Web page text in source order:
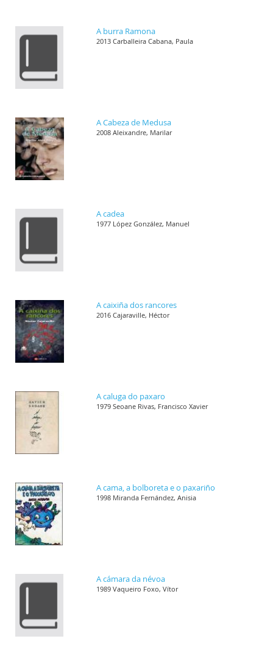
A burra Ramona
2013 Carballeira Cabana, Paula
A Cabeza de Medusa
2008 Aleixandre, Marilar
A cadea
1977 López González, Manuel
A caixiña dos rancores
2016 Cajaraville, Héctor
A caluga do paxaro
1979 Seoane Rivas, Francisco Xavier
A cama, a bolboreta e o paxariño
1998 Miranda Fernández, Anisia
A cámara da névoa
1989 Vaqueiro Foxo, Vítor